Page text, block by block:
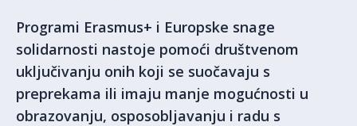
Programi Erasmus+ i Europske snage
solidarnosti nastoje pomoći društvenom
uključivanju onih koji se suočavaju s
preprekama ili imaju manje mogućnosti u
obrazovanju, osposobljavanju i radu s